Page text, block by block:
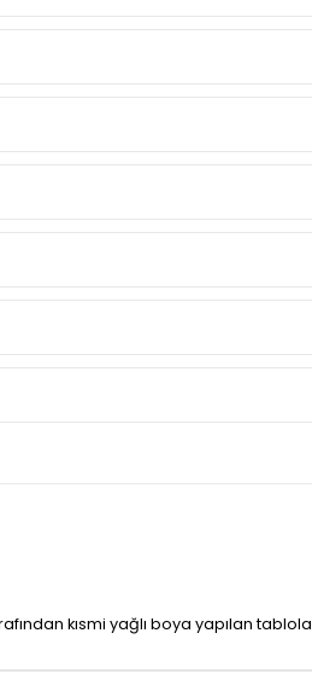
kısmi yağlı boya yapılan